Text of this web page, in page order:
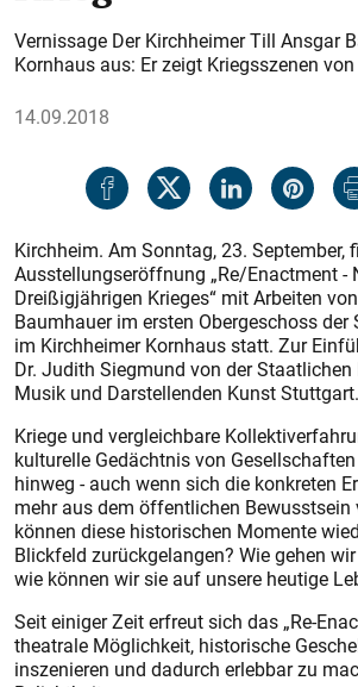
Vernissage Der Kirchheimer Till Ansgar
Kornhaus aus: Er zeigt Kriegsszenen
14.09.2018
Kirchheim. Am Sonntag, 23. September,
Ausstellungseröffnung „Re/Enactment -
Dreißigjährigen Krieges“ mit Arbeiten
Baumhauer im ersten Obergeschoss der
im Kirchheimer Kornhaus statt. Zur
Dr. Judith Siegmund von der
Musik und Darstellenden Kunst Stuttgart.
Kriege und vergleichbare
kulturelle Gedächtnis von
hinweg - auch wenn sich die konkreten
mehr aus dem öffentlichen Bewusstsein
können diese historischen Momente
Blickfeld zurückgelangen? Wie gehen
wie können wir sie auf unsere heutige
Seit einiger Zeit erfreut sich das „Re-
theatrale Möglichkeit, historische
inszenieren und dadurch erlebbar zu